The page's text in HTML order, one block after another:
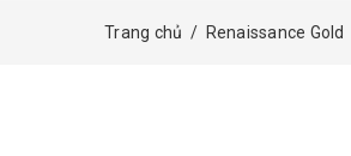
Trang chủ / Renaissance Gold